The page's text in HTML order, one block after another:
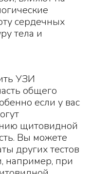
сердечных
тела и
УЗИ
общего
если у вас
щитовидной
Вы можете
других тестов
например, при